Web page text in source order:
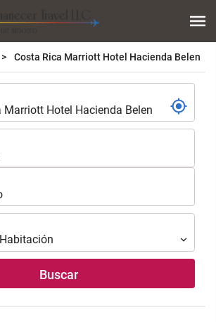
Costa Rica Marriott Hotel Hacienda Belen
Habitación
Buscar